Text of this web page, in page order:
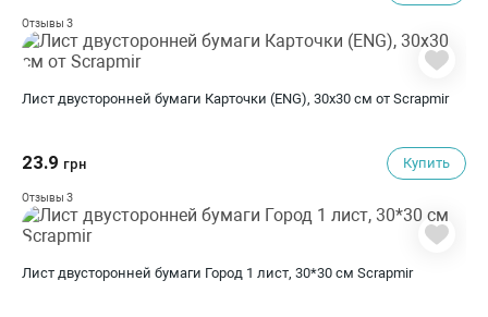
Отзывы 3
Лист двусторонней бумаги Карточки (ENG), 30x30 см от Scrapmir
23.9 грн Купить
Отзывы 3
Лист двусторонней бумаги Город 1 лист, 30*30 см Scrapmir